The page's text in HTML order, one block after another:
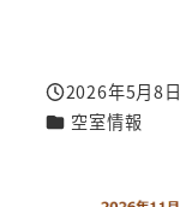
投稿日
2026年5月8日
カテゴリー
空室情報